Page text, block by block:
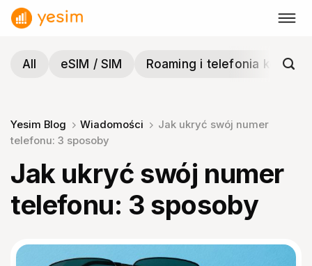
Przewiń
do
All
eSIM / SIM Roaming i telefonia
Yesim Blog Wiadomości
Jak ukryć swój numer
telefonu: 3 sposoby
Jak ukryć swój numer
telefonu: 3 sposoby